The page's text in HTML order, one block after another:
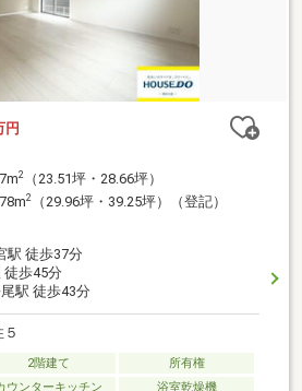
円
2
（23.51坪・28.66坪）
2
（29.96坪・39.25坪）（登記）
駅 徒歩37分
歩45分
駅 徒歩43分
2階建て
所有権
ウンターキッチン 浴室乾燥機